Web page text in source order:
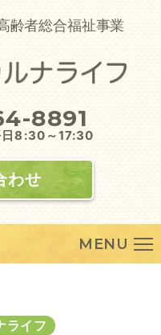
齢者総合福祉事業
8891
日8:30～17:30
わせ
MENU
ライフ